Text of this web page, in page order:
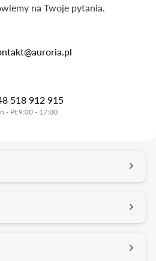
na Twoje pytania.
518 912 915
- Pt 9:00 - 17:00